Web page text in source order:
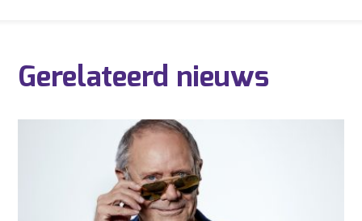
Gerelateerd nieuws